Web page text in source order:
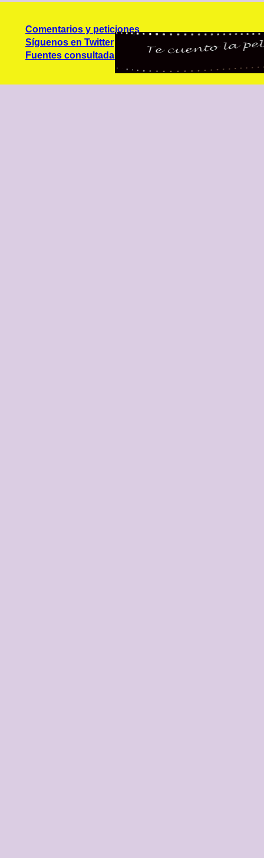
Comentarios y peticiones
Síguenos en Twitter
Fuentes consultadas